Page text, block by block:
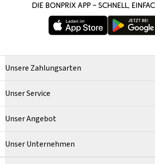
DIE BONPRIX APP – SCHNELL,
Unsere Zahlungsarten
Unser Service
Unser Angebot
Unser Unternehmen